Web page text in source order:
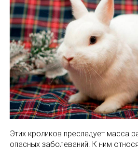
Этих кроликов преследует масса
опасных заболеваний. К ним